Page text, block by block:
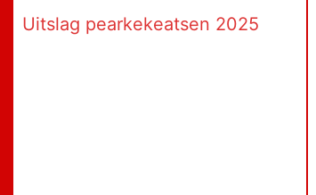
Uitslag pearkekeatsen 2025